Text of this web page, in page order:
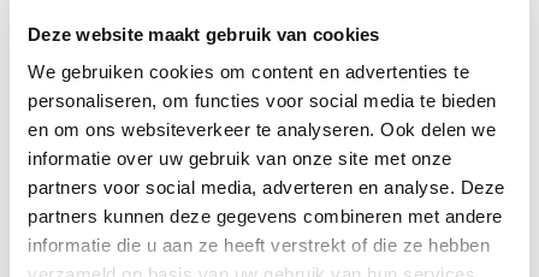
Deze website maakt gebruik van cookies
We gebruiken cookies om content en advertenties te
personaliseren, om functies voor social media te bieden
en om ons websiteverkeer te analyseren. Ook delen we
informatie over uw gebruik van onze site met onze
partners voor social media, adverteren en analyse. Deze
partners kunnen deze gegevens combineren met andere
informatie die u aan ze heeft verstrekt of die ze hebben
letterlijk en figuurlijk de vruchten van!